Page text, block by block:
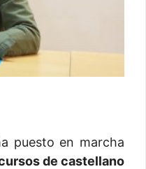
puesto en marcha
de castellano